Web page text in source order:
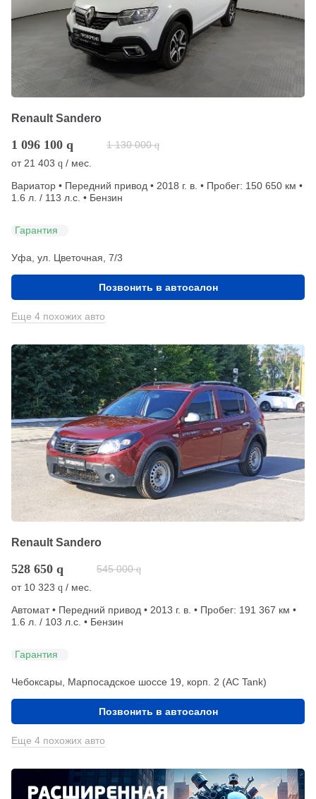
Renault Sandero
1 096 100 q 1 130 000 q
от21 403 q / мес.
Вариатор • Передний привод • 2018 г. в. • Пробег: 150 650 км •
1.6 л. / 113 л.с. • Бензин
Гарантия
Уфа, ул. Цветочная, 7/3
Позвонить в автосалон
Еще 4 похожих авто
Renault Sandero
528 650 q 545 000 q
от 10 323 q / мес.
Автомат • Передний привод • 2013 г. в. • Пробег: 191 367 км •
1.6 л. / 103 л.с. • Бензин
Гарантия
Чебоксары, Марпосадское шоссе 19, корп. 2 (АС Tank)
Позвонить в автосалон
Еще 4 похожих авто